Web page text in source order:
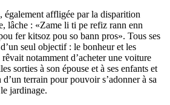
également affligée par la disparition
lâche : «Zame li ti pe refiz rann enn
fer kitsoz pou so bann pros». Tous ses
seul objectif : le bonheur et les
notamment d’acheter une voiture
sorties à son épouse et à ses enfants et
terrain pour pouvoir s’adonner à sa
jardinage.